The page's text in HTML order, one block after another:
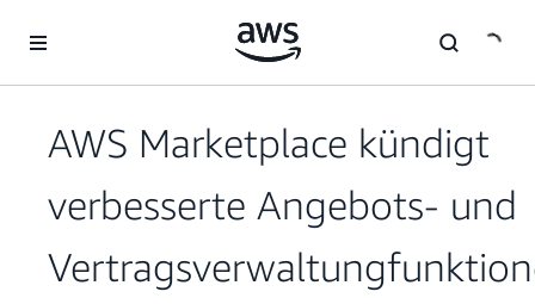
Überspringen zum Hauptinhalt
AWS Marketplace kündigt
verbesserte Angebots- und